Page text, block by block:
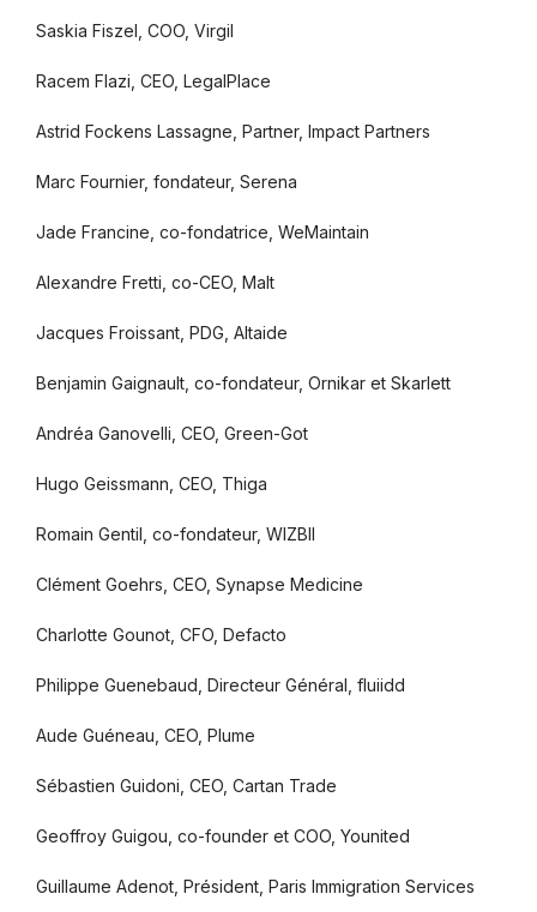
Saskia Fiszel, COO, Virgil
Racem Flazi, CEO, LegalPlace
Astrid Fockens Lassagne, Partner, Impact Partners
Marc Fournier, fondateur, Serena
Jade Francine, co-fondatrice, WeMaintain
Alexandre Fretti, co-CEO, Malt
Jacques Froissant, PDG, Altaide
Benjamin Gaignault, co-fondateur, Ornikar et Skarlett
Andréa Ganovelli, CEO, Green-Got
Hugo Geissmann, CEO, Thiga
Romain Gentil, co-fondateur, WIZBII
Clément Goehrs, CEO, Synapse Medicine
Charlotte Gounot, CFO, Defacto
Philippe Guenebaud, Directeur Général, fluiidd
Aude Guéneau, CEO, Plume
Sébastien Guidoni, CEO, Cartan Trade
Geoffroy Guigou, co-founder et COO, Younited
Guillaume Adenot, Président, Paris Immigration Services